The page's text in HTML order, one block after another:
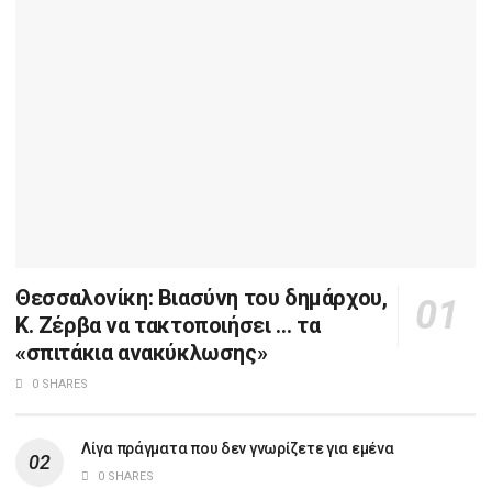
Θεσσαλονίκη: Βιασύνη του δημάρχου,
Κ. Ζέρβα να τακτοποιήσει … τα
«σπιτάκια ανακύκλωσης»
0 SHARES
Λίγα πράγματα που δεν γνωρίζετε για εμένα
0 SHARES